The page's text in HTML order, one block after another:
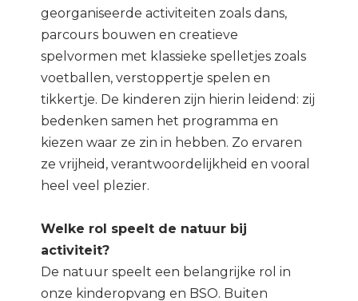
georganiseerde activiteiten zoals dans,
parcours bouwen en creatieve
spelvormen met klassieke spelletjes zoals
voetballen, verstoppertje spelen en
tikkertje. De kinderen zijn hierin leidend: zij
bedenken samen het programma en
kiezen waar ze zin in hebben. Zo ervaren
ze vrijheid, verantwoordelijkheid en vooral
heel veel plezier.
Welke rol speelt de natuur bij
activiteit?
De natuur speelt een belangrijke rol in
onze kinderopvang en BSO. Buiten